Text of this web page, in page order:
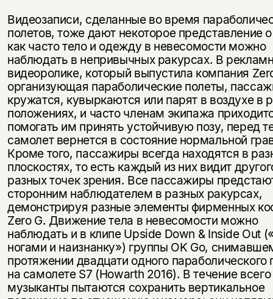
Видеозаписи, сделанные во время
полетов, тоже дают некоторое представление
как часто тело и одежду в невесомости можно
наблюдать в непривычных ракурсах. В
видеоролике, который выпустила компания
организующая параболические полеты,
кружатся, кувыркаются или парят в воздухе в
положениях, и часто членам экипажа
помогать им принять устойчивую позу, перед
самолет вернется в состояние нормальной
Кроме того, пассажиры всегда находятся в
плоскостях, то есть каждый из них видит
разных точек зрения. Все пассажиры
сторонним наблюдателем в разных ракурсах,
демонстрируя разные элементы фирменных
Zero G. Движение тела в невесомости можно
наблюдать и в клипе Upside Down & Inside Out
ногами и наизнанку») группы OK Go,
протяжении двадцати одного параболического
на самолете S7 (Howarth 2016). В течение
музыканты пытаются сохранить вертикальное